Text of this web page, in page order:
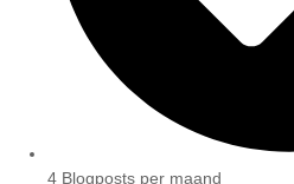
4 Blogposts per maand